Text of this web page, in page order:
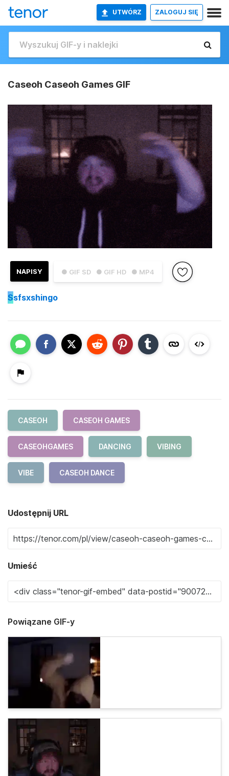
UTWÓRZ ZALOGUJ SIĘ
Caseoh Caseoh Games GIF
● GIF SD ● GIF HD ● MP4
NAPISY
Ssfsxshingo
CASEOH CASEOH GAMES
CASEOHGAMES DANCING VIBING
VIBE CASEOH DANCE
Udostępnij URL
Umieść
Powiązane GIF-y